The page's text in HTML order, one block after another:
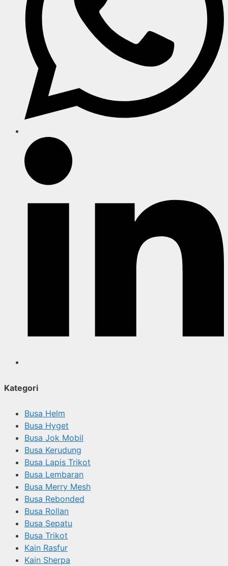
Kategori
Busa Helm
Busa Hyget
Busa Jok Mobil
Busa Kerudung
Busa Lapis Trikot
Busa Lembaran
Busa Merry Mesh
Busa Rebonded
Busa Rollan
Busa Sepatu
Busa Trikot
Kain Rasfur
Kain Sherpa